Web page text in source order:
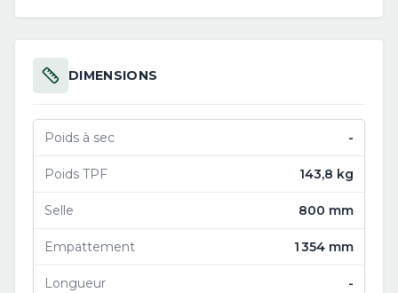
DIMENSIONS
Poids à sec -
Poids TPF 143,8 kg
Selle 800 mm
Empattement 1 354 mm
Longueur -